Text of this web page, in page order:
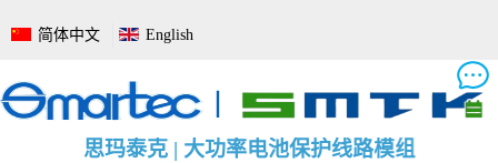
至
容
简体中文 English
思玛泰克 | 电池管理系统全面解决方案
思玛泰克 | 大功率电池保护线路模组
思玛泰克 | 电池电量监测保护板